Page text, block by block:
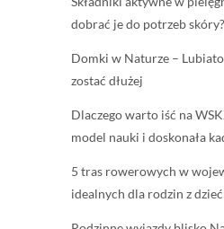
dobrać je do potrzeb skóry?
Domki w Naturze –
zostać dłużej
Dlaczego warto iść na
model nauki i doskonała
5 tras rowerowych w
idealnych dla rodzin z